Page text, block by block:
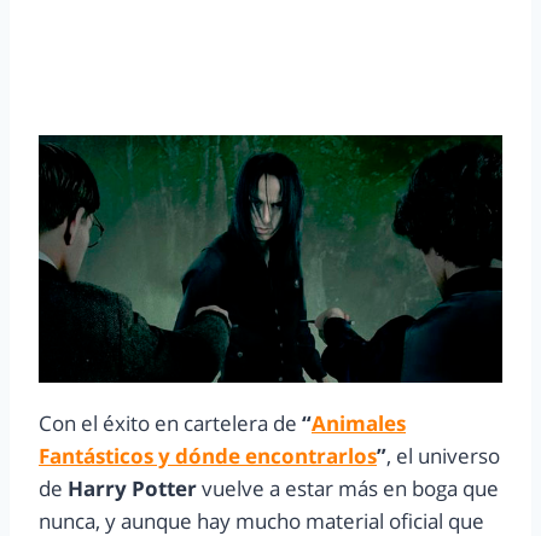
Con el éxito en cartelera de “Animales
Fantásticos y dónde encontrarlos”, el universo
de Harry Pottervuelve a estar más en boga que
nunca, y aunque hay mucho material oficial que